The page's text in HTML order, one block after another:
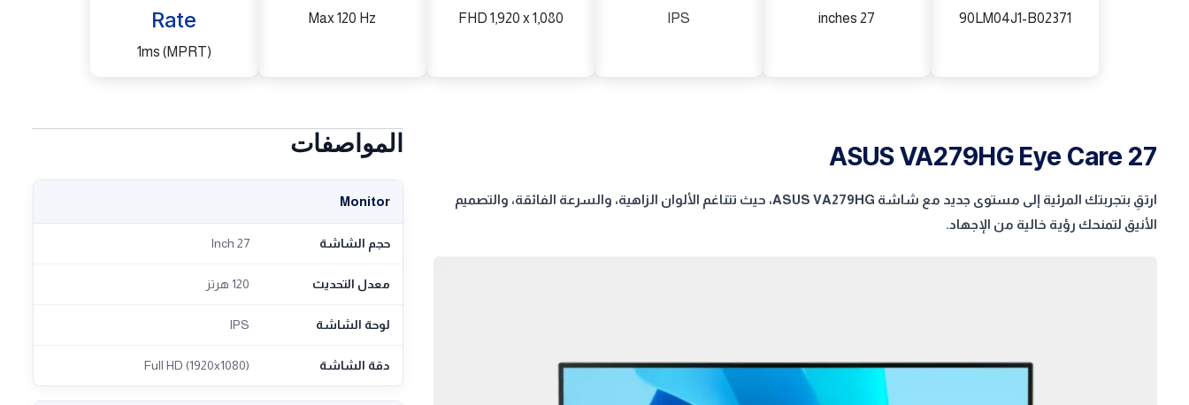
90LM04J1-B02371
27 inches
IPS
FHD 1,920 x 1,080
Max 120 Hz
Rate
1ms (MPRT)
ASUS VA279HG Eye Care 27
ارتقِ بتجربتك المرئية إلى مستوى جديد مع شاشة ASUS VA279HG، حيث تتناغم الألوان الزاهية، والسرعة الفائقة، والتصميم
الأنيق لتمنحك رؤية خالية من الإجهاد.
المواصفات
Monitor
حجم الشاشة 27 Inch
معدل التحديث 120 هرتز
لوحة الشاشة IPS
دقة الشاشة Full HD (1920x1080)